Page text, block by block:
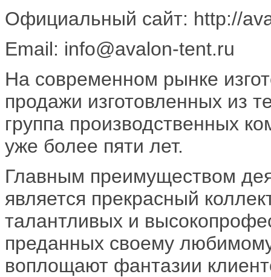
Официальный сайт: http://
Email: info@avalon-tent.ru
На современном рынке
продажи изготовленных из
группа производственных
уже более пяти лет.
Главным преимуществом
является прекрасный
талантливых и
преданных своему
воплощают фантазии